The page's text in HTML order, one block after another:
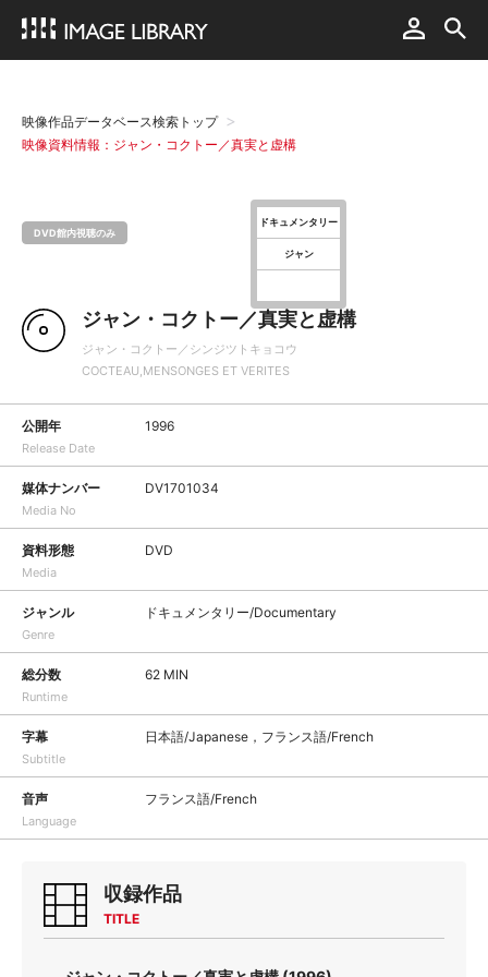
映像作品データベース検索トップ
映像資料情報：ジャン・コクトー／真実と虚構
DVD館内視聴のみ
ドキュメンタリー
ジャン
ジャン・コクトー／真実と虚構
ジャン・コクトー／シンジツトキョコウ
COCTEAU,MENSONGES ET VERITES
公開年
Release Date
1996
媒体ナンバー
Media No
DV1701034
資料形態
Media
DVD
ジャンル
Genre
ドキュメンタリー/Documentary
総分数
Runtime
62 MIN
字幕
Subtitle
日本語/Japanese，フランス語/French
音声
Language
フランス語/French
収録作品
TITLE